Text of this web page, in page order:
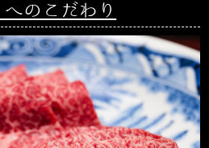
へのこだわり